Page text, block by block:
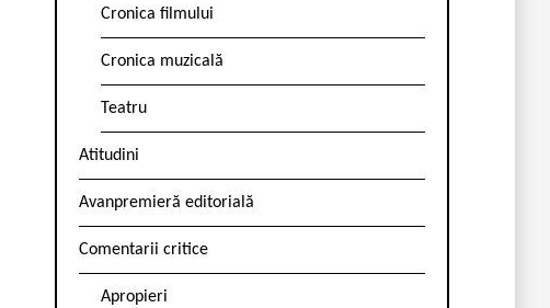
Cronica filmului
Cronica muzicală
Teatru
Atitudini
Avanpremieră editorială
Comentarii critice
Apropieri